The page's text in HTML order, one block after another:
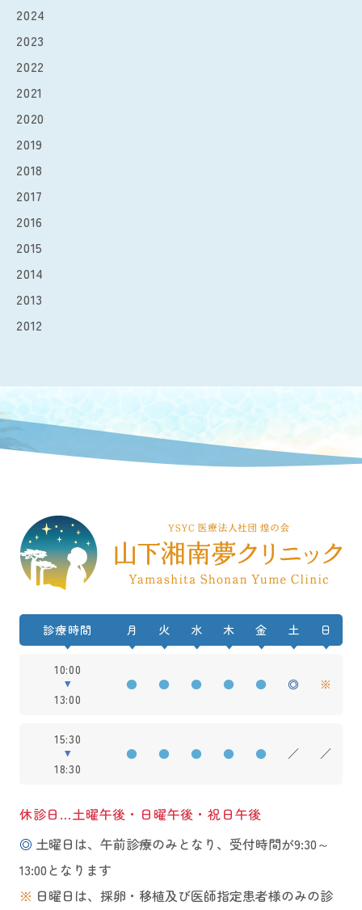
2024
2023
2022
2021
2020
2019
2018
2017
2016
2015
2014
2013
2012
診療時間 月 火 水 木 金 土 日
10:00
13:00
● ● ● ● ● ◎ ※
15:30
18:30
● ● ● ● ● ／ ／
休診日…土曜午後・日曜午後・祝日午後
◎ 土曜日は、午前診療のみとなり、受付時間が9:30～
13:00となります
※ 日曜日は、採卵・移植及び医師指定患者様のみの診